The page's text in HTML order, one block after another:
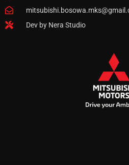
Dev by Nera Studio